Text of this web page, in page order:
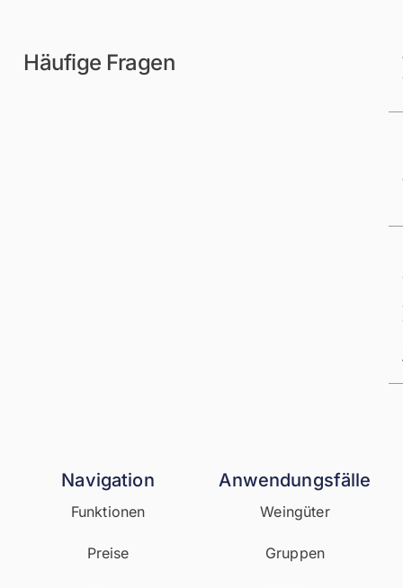
Häufige Fragen
Navigation
Funktionen
Preise
Anwendungsfälle
Weingüter
Gruppen